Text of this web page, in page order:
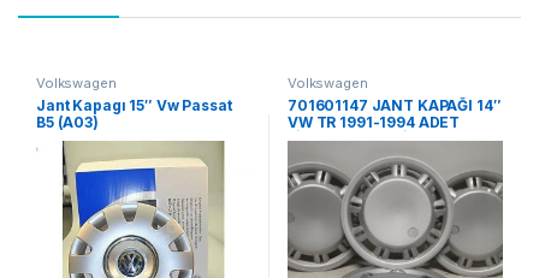
Volkswagen
Jant Kapagı 15″ Vw Passat
B5 (A03)
Volkswagen
701601147 JANT KAPAĞI 14″
VW TR 1991-1994 ADET
FİYATI ORJ YENİ